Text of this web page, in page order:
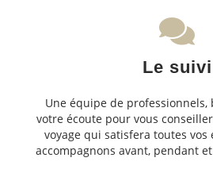
Le suivi
Une équipe de professionnels,
votre écoute pour vous
voyage qui satisfera toutes vos
accompagnons avant, pendant